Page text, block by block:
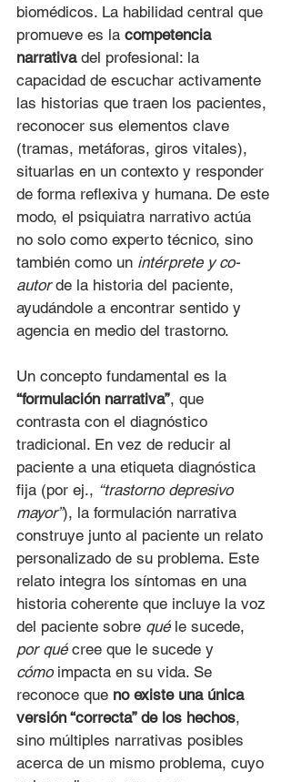
biomédicos. La habilidad central que
promueve es la competencia
narrativa del profesional: la
capacidad de escuchar activamente
las historias que traen los pacientes,
reconocer sus elementos clave
(tramas, metáforas, giros vitales),
situarlas en un contexto y responder
de forma reflexiva y humana. De este
modo, el psiquiatra narrativo actúa
no solo como experto técnico, sino
también como un intérprete y co-
autor de la historia del paciente,
ayudándole a encontrar sentido y
agencia en medio del trastorno.
Un concepto fundamental es la
“formulación narrativa”, que
contrasta con el diagnóstico
tradicional. En vez de reducir al
paciente a una etiqueta diagnóstica
fija (por ej., “trastorno depresivo
mayor”), la formulación narrativa
construye junto al paciente un relato
personalizado de su problema. Este
relato integra los síntomas en una
historia coherente que incluye la voz
del paciente sobre qué le sucede,
por qué cree que le sucede y
cómo impacta en su vida. Se
reconoce que no existe una única
versión “correcta” de los hechos,
sino múltiples narrativas posibles
acerca de un mismo problema, cuyo